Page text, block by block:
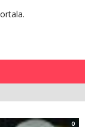
0